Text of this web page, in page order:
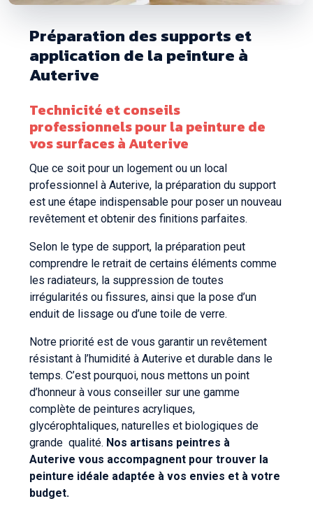
Préparation des supports et
application de la peinture à
Auterive
Technicité et conseils
professionnels pour la peinture de
vos surfaces à Auterive
Que ce soit pour un logement ou un local
professionnel à Auterive, la préparation du support
est une étape indispensable pour poser un nouveau
revêtement et obtenir des finitions parfaites.
Selon le type de support, la préparation peut
comprendre le retrait de certains éléments comme
les radiateurs, la suppression de toutes
irrégularités ou fissures, ainsi que la pose d’un
enduit de lissage ou d’une toile de verre.
Notre priorité est de vous garantir un revêtement
résistant à l’humidité à Auterive et durable dans le
temps. C’est pourquoi, nous mettons un point
d’honneur à vous conseiller sur une gamme
complète de peintures acryliques,
glycérophtaliques, naturelles et biologiques de
grande qualité. Nos artisans peintres à
Auterive vous accompagnent pour trouver la
peinture idéale adaptée à vos envies et à votre
budget.